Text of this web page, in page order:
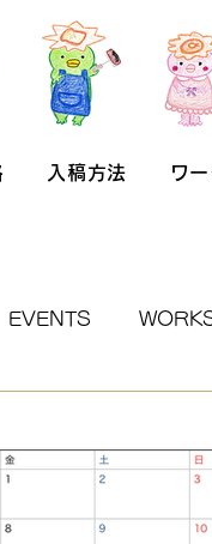
入稿方法 ワ
EVENTS